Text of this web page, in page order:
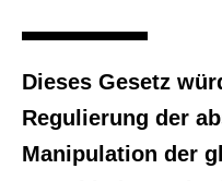
Dieses Gesetz
Regulierung der
Manipulation der